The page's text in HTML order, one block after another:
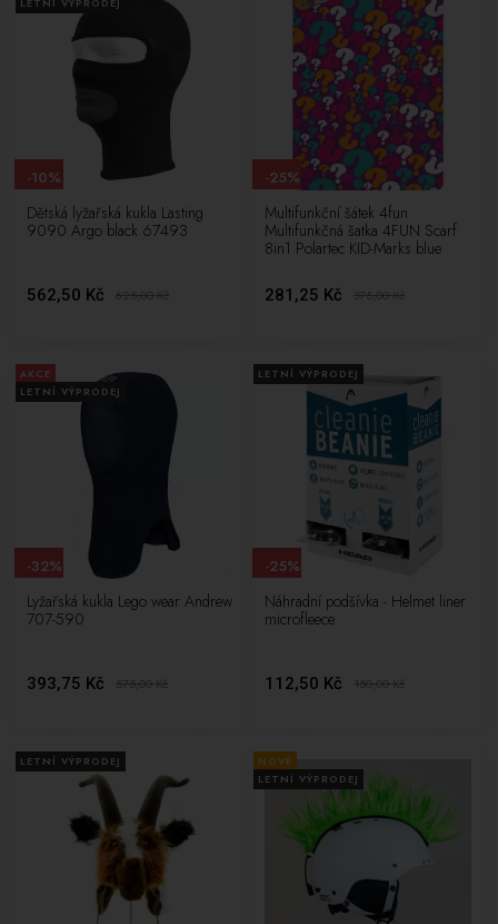
LETNÍ VÝPRODEJ
Dětská lyžařská kukla Lasting
9090 Argo black 67493
562,50 Kč 625,00Kč
-10%
Multifunkční šátek 4fun
Multifunkčná šatka 4FUN Scarf
8in1 Polartec KID-Marks blue
281,25 Kč 375,00Kč
-25%
AKCE
LETNÍ VÝPRODEJ
Lyžařská kukla Lego wear Andrew
707-590
393,75 Kč 575,00Kč
-32%
LETNÍ VÝPRODEJ
Náhradní podšívka - Helmet liner
microfleece
112,50 Kč 150,00Kč
-25%
LETNÍ VÝPRODEJ
NOVÉ
LETNÍ VÝPRODEJ